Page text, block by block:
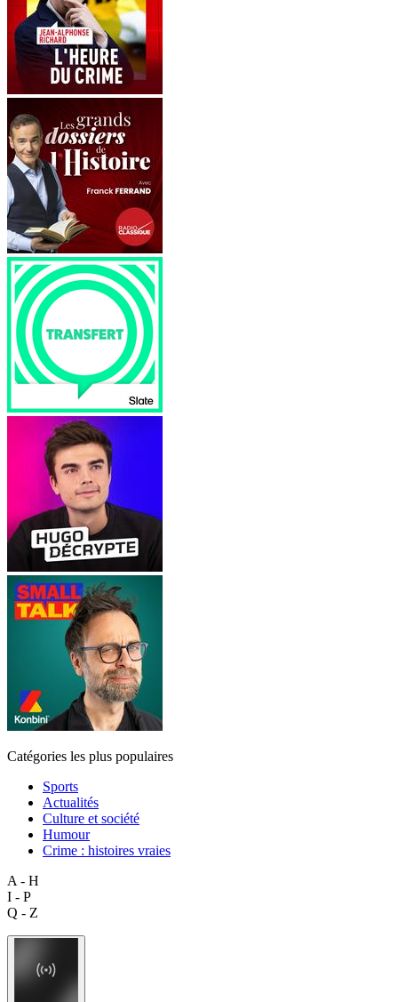
Catégories les plus populaires
Sports
Actualités
Culture et société
Humour
Crime : histoires vraies
A - H
I - P
Q - Z